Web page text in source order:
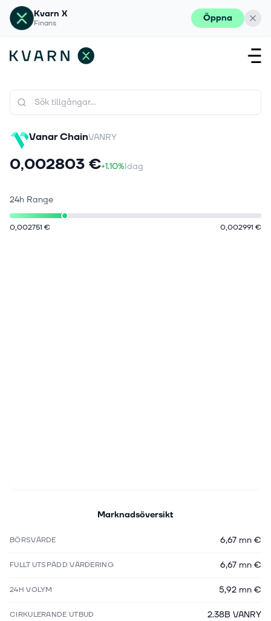
Kvarn X
Finans Öppna
Vanar ChainVANRY
0,002803 €+1.10%Idag
24h Range
0,002751 € 0,002991 €
Marknadsöversikt
BÖRSVÄRDE 6,67 mn €
FULLT UTSPÄDD VÄRDERING 6,67 mn €
24H VOLYM 5,92 mn €
CIRKULERANDE UTBUD 2.38B VANRY